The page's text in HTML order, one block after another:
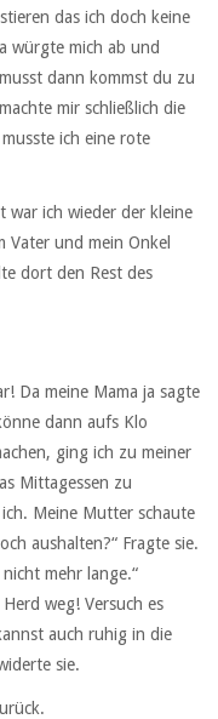
das ich doch keine
würgte mich ab und
dann kommst du zu
mir schließlich die
ich eine rote
war ich wieder der kleine
Vater und mein Onkel
dort den Rest des
Da meine Mama ja sagte
dann aufs Klo
ging ich zu meiner
Mittagessen zu
Meine Mutter schaute
aushalten?“ Fragte sie.
mehr lange.“
weg! Versuch es
auch ruhig in die
sie.